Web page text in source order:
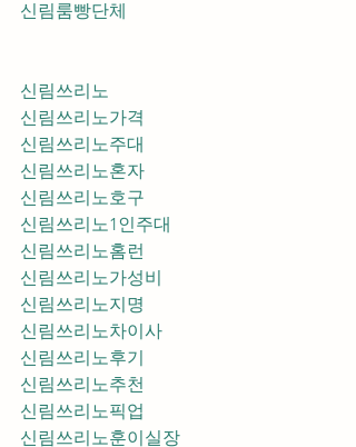
신림룸빵단체
신림쓰리노
신림쓰리노가격
신림쓰리노주대
신림쓰리노혼자
신림쓰리노호구
신림쓰리노1인주대
신림쓰리노홈런
신림쓰리노가성비
신림쓰리노지명
신림쓰리노차이사
신림쓰리노후기
신림쓰리노추천
신림쓰리노훈이실장